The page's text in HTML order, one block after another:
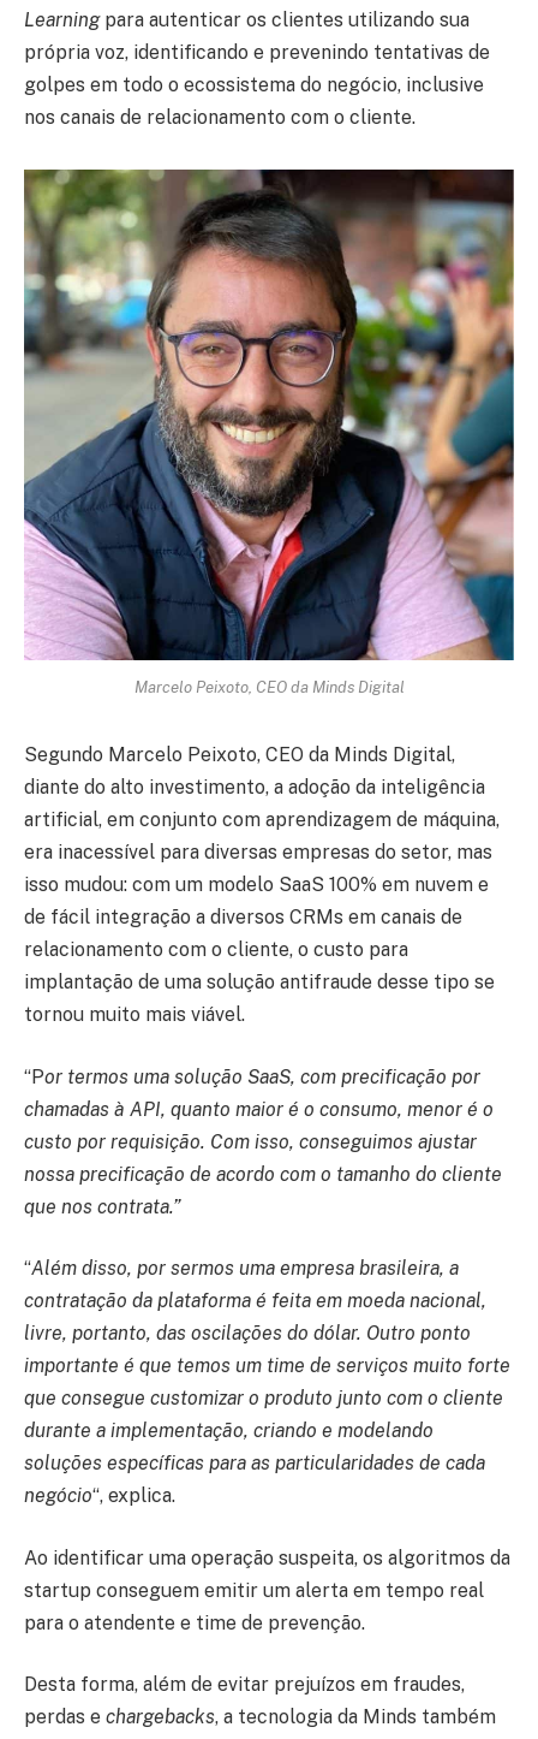
Learningpara autenticar os clientes utilizando sua
própria voz, identificando e prevenindo tentativas de
golpes em todo o ecossistema do negócio, inclusive
nos canais de relacionamento com o cliente.
Marcelo Peixoto, CEO da Minds Digital
Segundo Marcelo Peixoto, CEO da Minds Digital,
diante do alto investimento, a adoção da inteligência
artificial, em conjunto com aprendizagem de máquina,
era inacessível para diversas empresas do setor, mas
isso mudou: com um modelo SaaS 100% em nuvem e
de fácil integração a diversos CRMs em canais de
relacionamento com o cliente, o custo para
implantação de uma solução antifraude desse tipo se
tornou muito mais viável.
“Por termos uma solução SaaS, com precificação por
chamadas à API, quanto maior é o consumo, menor é o
custo por requisição. Com isso, conseguimos ajustar
nossa precificação de acordo com o tamanho do cliente
que nos contrata.”
“Além disso, por sermos uma empresa brasileira, a
contratação da plataforma é feita em moeda nacional,
livre, portanto, das oscilações do dólar. Outro ponto
importante é que temos um time de serviços muito forte
que consegue customizar o produto junto com o cliente
durante a implementação, criando e modelando
soluções específicas para as particularidades de cada
negócio“, explica.
Ao identificar uma operação suspeita, os algoritmos da
startup conseguem emitir um alerta em tempo real
para o atendente e time de prevenção.
Desta forma, além de evitar prejuízos em fraudes,
perdas e chargebacks, a tecnologia da Minds também